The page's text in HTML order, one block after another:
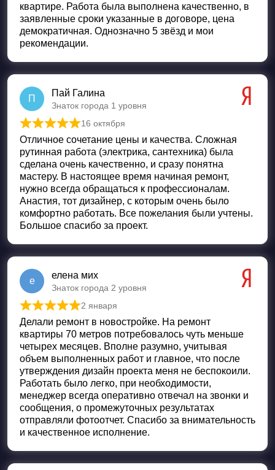
квартире. Работа была выполнена качественно, в
заявленные сроки указанные в договоре, цена
демократичная. Однозначно 5 звёзд и мои
рекомендации.
П
Пай Галина
Знаток города 1 уровня
Оценка5 из 5
16 октября
Отличное сочетание цены и качества. Сложная
рутинная работа (электрика, сантехника) была
сделана очень качественно, и сразу понятна
мастеру. В настоящее время начиная ремонт,
нужно всегда обращаться к профессионалам.
Анастия, тот дизайнер, с которым очень было
комфортно работать. Все пожелания были учтены.
Большое спасибо за проект.
е
елена мих
Знаток города 2 уровня
Оценка 5из 5
2 января
Делали ремонт в новостройке. На ремонт
квартиры 70 метров потребовалось чуть меньше
четырех месяцев. Вполне разумно, учитывая
объем выполненных работ и главное, что после
утверждения дизайн проекта меня не беспокоили.
Работать было легко, при необходимости,
менеджер всегда оперативно отвечал на звонки и
сообщения, о промежуточных результатах
отправляли фотоотчет. Спасибо за внимательность
и качественное исполнение.